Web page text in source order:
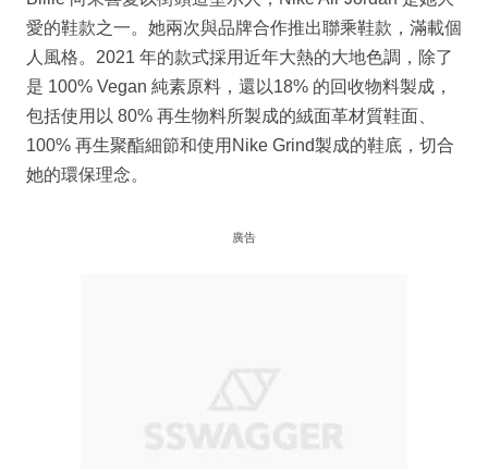
愛的鞋款之一。她兩次與品牌合作推出聯乘鞋款，滿載個
人風格。2021 年的款式採用近年大熱的大地色調，除了
是 100% Vegan 純素原料，還以18% 的回收物料製成，
包括使用以 80% 再生物料所製成的絨面革材質鞋面、
100% 再生聚酯細節和使用Nike Grind製成的鞋底，切合
她的環保理念。
廣告